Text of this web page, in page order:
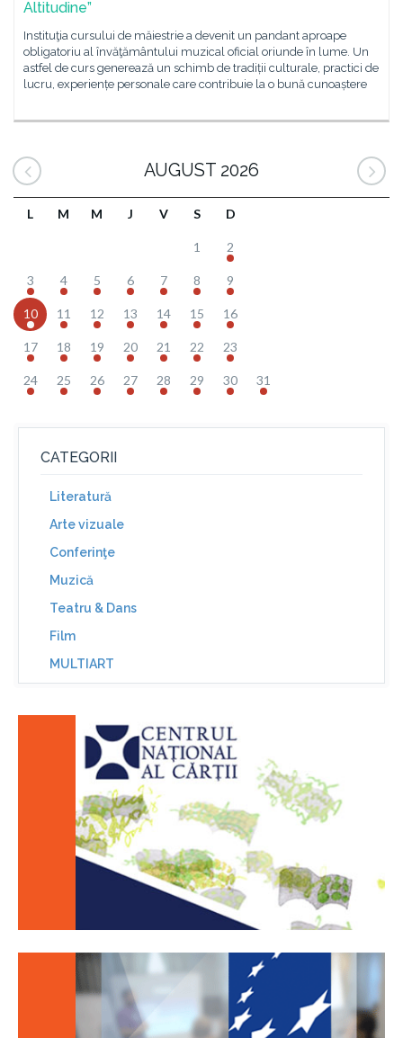
Altitudine”
Instituţia cursului de măiestrie a devenit un pandant aproape
obligatoriu al învăţământului muzical oficial oriunde în lume. Un
astfel de curs generează un schimb de tradiții culturale, practici de
lucru, experiențe personale care contribuie la o bună cunoaștere
AUGUST 2026
L M M J V S D
1 2
3 4 5 6 7 8 9
10 11 12 13 14 15 16
17 18 19 20 21 22 23
24 25 26 27 28 29 30 31
CATEGORII
Literatură
Arte vizuale
Conferinţe
Muzică
Teatru & Dans
Film
MULTIART